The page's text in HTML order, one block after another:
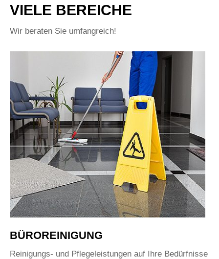
VIELE BEREICHE
Wir beraten Sie umfangreich!
BÜROREINIGUNG
Reinigungs- und Pflegeleistungen auf Ihre Bedürfnisse